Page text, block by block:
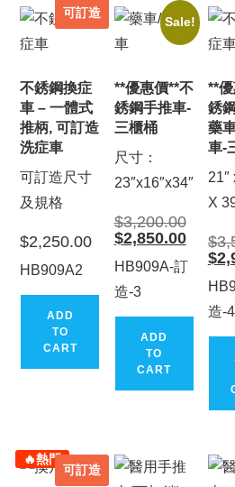
可訂造
不銹鋼換症
車 – 一體式
推柄, 可訂造
洗症車
可訂造尺寸
及規格
$2,250.00
HB909A2
ADD
TO
CART
Sale!
**優惠價**不
銹鋼手推車-
三櫃桶
尺寸：
23″x16″x34″
$3,200.00Original
price
was:
$2,850.00Current
price
is:
HB909A-訂
造-3
ADD
TO
CART
**
銹
藥
車-
21″
X
$
$
造-4
🔥熱門
可訂造